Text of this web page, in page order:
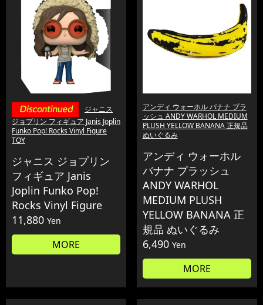
ジャニス
ジョプリン フィギュア Janis Joplin
Funko Pop! Rocks Vinyl Figure
TOY
ジャニス ジョプリン
フィギュア Janis
Joplin Funko Pop!
Rocks Vinyl Figure
11,880 Yen
MORE
アンディ ウォーホル バナナ プラ
ッシュ ANDY WARHOL MEDIUM
PLUSH YELLOW BANANA 正規品
ぬいぐるみ
アンディ ウォーホル
バナナ プラッシュ
ANDY WARHOL
MEDIUM PLUSH
YELLOW BANANA 正
規品 ぬいぐるみ
6,490 Yen
MORE